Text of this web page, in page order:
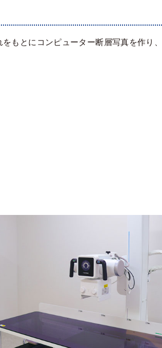
をもとにコンピューター断層写真を作り